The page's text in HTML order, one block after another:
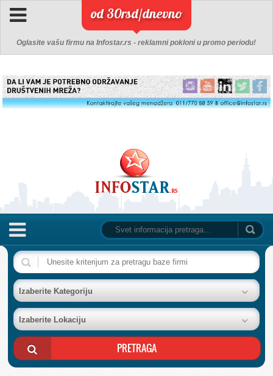
od 30rsd/dnevno
Oglasite vašu firmu na Infostar.rs - reklamni pokloni u promo periodu!
NASLOVNA
BAZA FIRMI
POSLOVNI OGLASI
AKCIJE I KATALOZI
Izaberite Kategoriju
Izaberite Lokaciju